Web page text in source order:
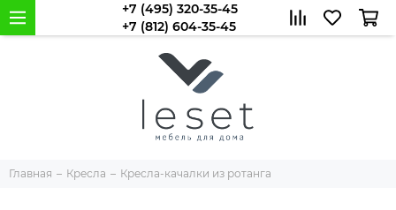
+7 (495) 320-35-45
+7 (812) 604-35-45
Главная Кресла Кресла-качалки из ротанга